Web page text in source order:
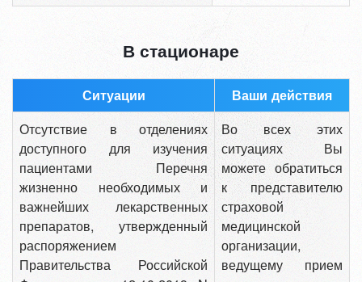
В стационаре
Ситуации Ваши действия
Отсутствие в отделениях
доступного для изучения
пациентами Перечня
жизненно необходимых и
важнейших лекарственных
препаратов, утвержденный
распоряжением
Правительства Российской
Во всех этих
ситуациях Вы
можете обратиться
к представителю
страховой
медицинской
организации,
ведущему прием